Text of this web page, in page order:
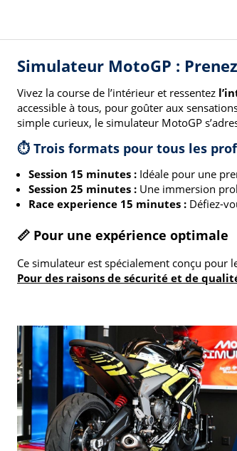
Simulateur MotoGP :
Vivez la course de l’intérieur et ressentez
accessible à tous, pour goûter aux
simple curieux, le simulateur MotoGP
⏱️ Trois formats pour tous les
Session 15 minutes : Idéale pour une
Session 25 minutes : Une immersion
Race experience 15 minutes : Défiez-
📏 Pour une expérience optimale
Ce simulateur est spécialement conçu pour
Pour des raisons de sécurité et de